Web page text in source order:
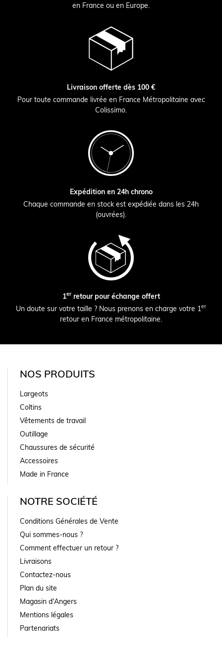
en France ou en Europe.
Livraison offerte dès 100 €
Pour toute commande livrée en France Métropolitaine avec
Colissimo.
Expédition en 24h chrono
Chaque commande en stock est expédiée dans les 24h
(ouvrées).
1erretour pour échange offert
Un doute sur votre taille ? Nous prenons en charge votre 1er
retour en France métropolitaine.
NOS PRODUITS
Largeots
Coltins
Vêtements de travail
Outillage
Chaussures de sécurité
Accessoires
Made in France
NOTRE SOCIÉTÉ
Conditions Générales de Vente
Qui sommes-nous ?
Comment effectuer un retour ?
Livraisons
Contactez-nous
Plan du site
Magasin d'Angers
Mentions légales
Partenariats